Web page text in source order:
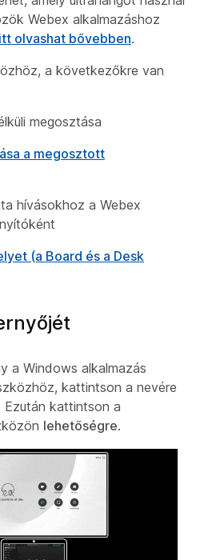
Webex alkalmazáshoz
olvashat bővebben.
a következőkre van
megosztása
a megosztott
hívásokhoz a Webex
(a Board és a Desk
a Windows alkalmazás
kattintson a nevére
Ezután kattintson a
lehetőségre.